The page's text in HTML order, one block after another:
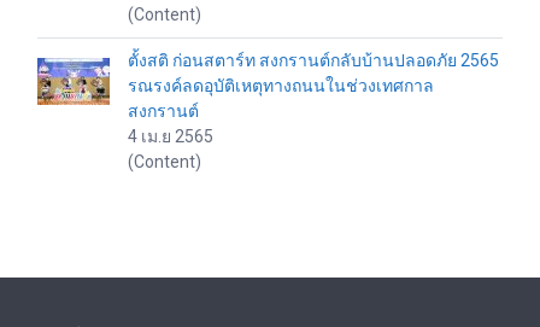
(Content)
ตั้งสติ ก่อนสตาร์ท สงกรานต์กลับบ้านปลอดภัย 2565
รณรงค์ลดอุบัติเหตุทางถนนในช่วงเทศกาล
สงกรานต์
4 เม.ย 2565
(Content)